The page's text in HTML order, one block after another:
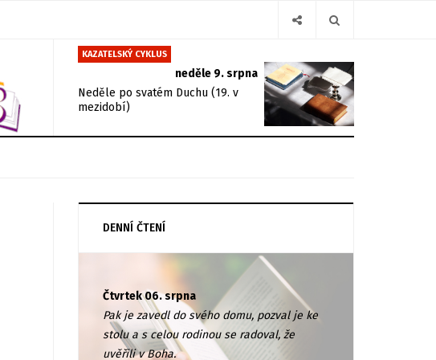
KAZATELSKÝ CYKLUS
neděle 9. srpna
Neděle po svatém Duchu (19. v
mezidobí)
DENNÍ ČTENÍ
Čtvrtek 06. srpna
Pak je zavedl do svého domu, pozval je ke
stolu a s celou rodinou se radoval, že
uvěřili v Boha.